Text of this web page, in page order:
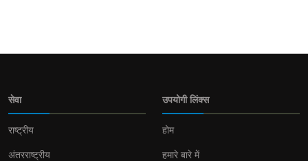
सेवा
राष्ट्रीय
अंतरराष्ट्रीय
उपयोगी लिंक्स
होम
हमारे बारे में